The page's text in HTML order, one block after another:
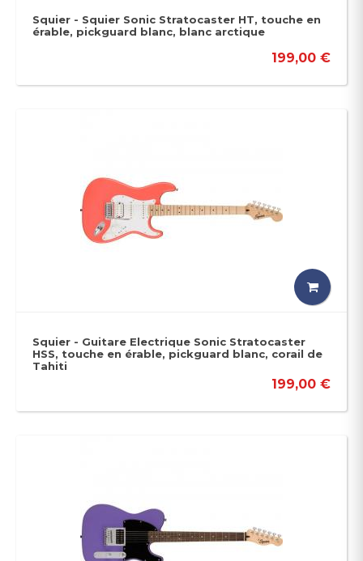
Squier - Squier Sonic Stratocaster HT, touche en
érable, pickguard blanc, blanc arctique
199,00 €
Squier - Guitare Electrique Sonic Stratocaster
HSS, touche en érable, pickguard blanc, corail de
Tahiti
199,00 €